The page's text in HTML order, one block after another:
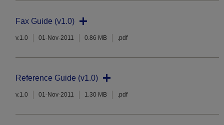
Fax Guide (v1.0)
v.1.0 01-Nov-2011 0.86 MB .pdf
Reference Guide (v1.0)
v.1.0 01-Nov-2011 1.30 MB .pdf